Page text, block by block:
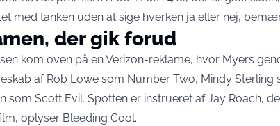
med tanken uden at sige hverken ja eller nej,
der gik forud
kom oven på en Verizon-reklame, hvor Myers
af Rob Lowe som Number Two, Mindy Sterling
som Scott Evil. Spotten er instrueret af Jay Roach,
oplyser Bleeding Cool.